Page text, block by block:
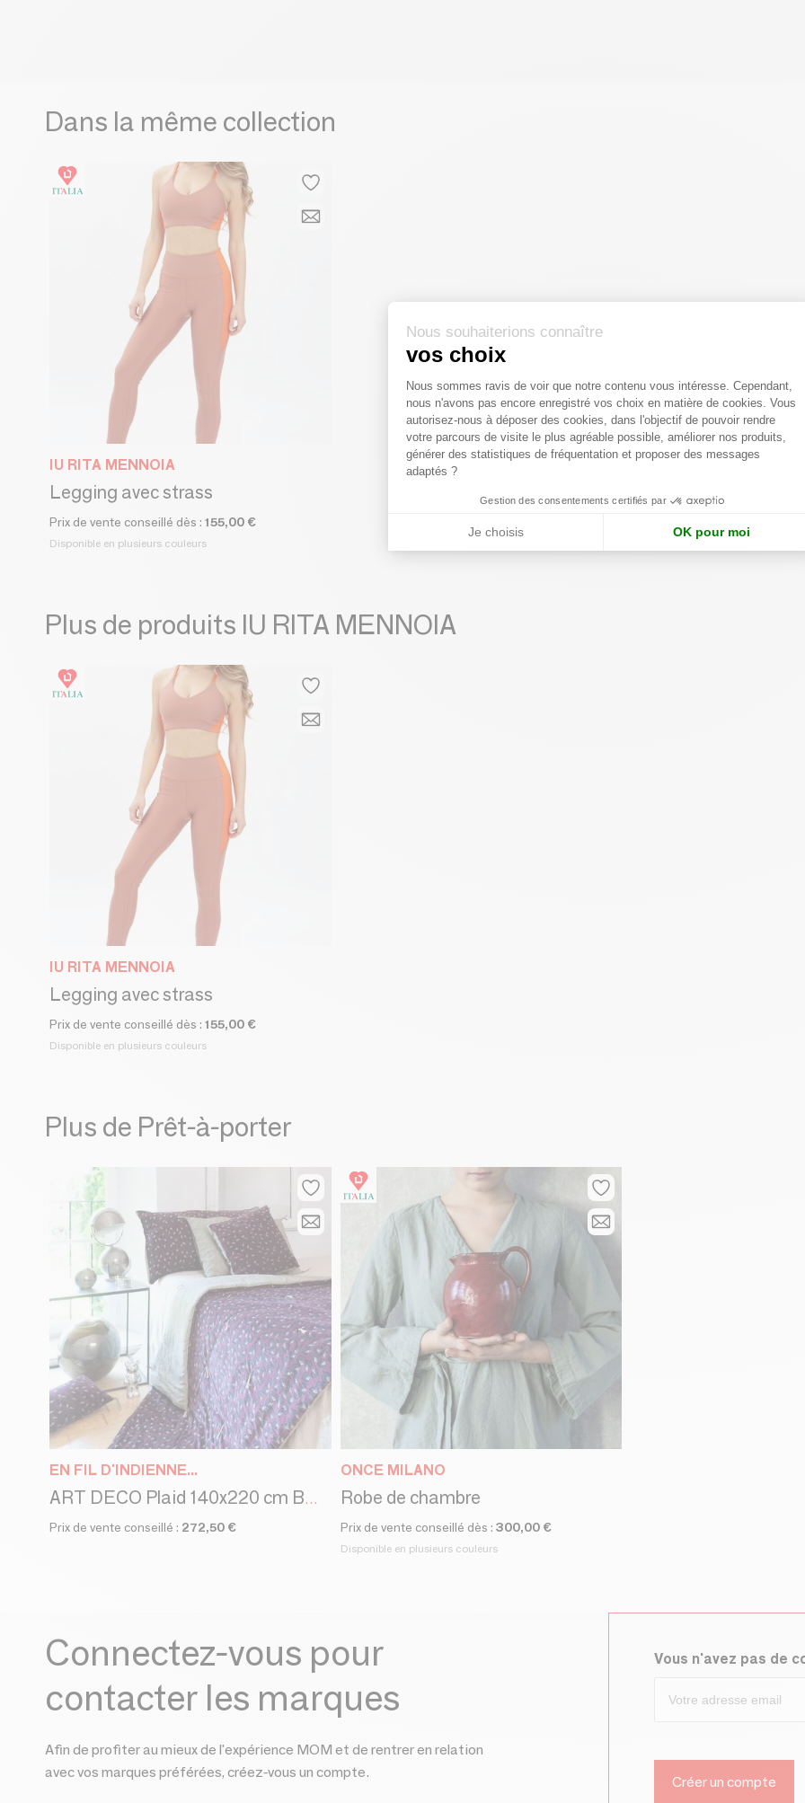
Dans la même collection
IU RITA MENNOIA
Legging avec strass
Prix de vente conseillé dès : 155,00 €
Disponible en plusieurs couleurs
Plus de produits IU RITA MENNOIA
IU RITA MENNOIA
Legging avec strass
Prix de vente conseillé dès : 155,00 €
Disponible en plusieurs couleurs
Plus de Prêt-à-porter
EN FIL D'INDIENNE...
ART DECO Plaid 140x220 cm BORDEAUX
Prix de vente conseillé : 272,50 €
ONCE MILANO
Robe de chambre
Prix de vente conseillé dès : 300,00 €
Disponible en plusieurs couleurs
Connectez-vous pour
contacter les marques
Afin de profiter au mieux de l'expérience MOM et de rentrer en relation
avec vos marques préférées, créez-vous un compte.
Vous n'avez pas de
Nous souhaiterions connaître
vos choix
Plateforme de Gestion du
Nous sommes ravis de voir que notre contenu vous intéresse. Cependant,
nous n'avons pas encore enregistré vos choix en matière de cookies. Vous
autorisez-nous à déposer des cookies, dans l'objectif de pouvoir rendre
votre parcours de visite le plus agréable possible, améliorer nos produits,
générer des statistiques de fréquentation et proposer des messages
adaptés ?
Gestion des consentements certifiés par
Je choisis OK pour moi
Axeptio consent